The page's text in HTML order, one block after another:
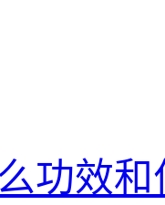
功效和